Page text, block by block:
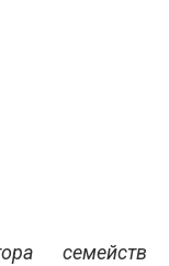
семейств